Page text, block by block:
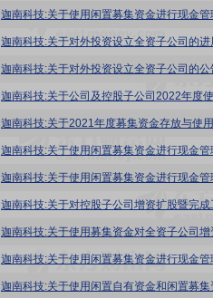
迦南科技:关于使用闲置募集资金进行现金
迦南科技:关于对外投资设立全资子公司的进
迦南科技:关于对外投资设立全资子公司的公
迦南科技:关于公司及控股子公司2022年度
迦南科技:关于2021年度募集资金存放与使
迦南科技:关于使用闲置募集资金进行现金
迦南科技:关于使用闲置募集资金进行现金
迦南科技:关于对控股子公司增资扩股暨完
迦南科技:关于使用募集资金对全资子公司
迦南科技:关于使用闲置募集资金进行现金
迦南科技:关于使用闲置自有资金和闲置募